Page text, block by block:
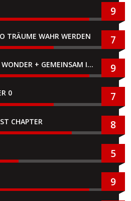
9
TRÄUME WAHR WERDEN 7
SUPER MARIO BROS. WONDER + GEMEINSAM IM BELLABEL-PARK 9
0 7
CHAPTER 8
5
9